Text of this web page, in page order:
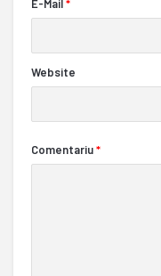
E-Mail *
Website
Comentariu*